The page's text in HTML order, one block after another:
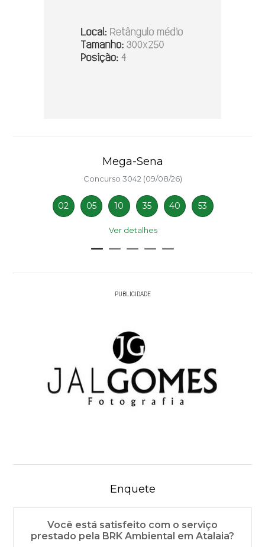
Mega-Sena
Concurso 3042 (09/08/26)
02 05 10 35 40 53
Ver detalhes
PUBLICIDADE
Enquete
Você está satisfeito com o serviço
prestado pela BRK Ambiental em Atalaia?